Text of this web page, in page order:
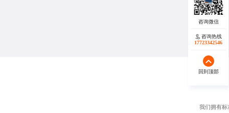
我们拥有标
咨询热线
17723342546
回到顶部
咨询热线
17723342546
回到顶部